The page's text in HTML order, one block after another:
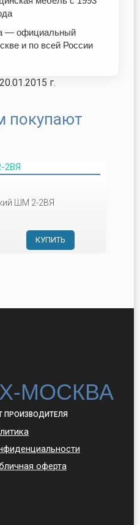
— официальный
и по всей России
г.
покупают
ШМ 2-2ВЯ
КУПИТЬ
МОСКВА
ПРОИЗВОДИТЕЛЯ
оферта